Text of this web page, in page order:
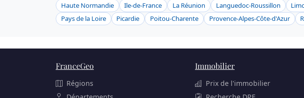
Haute Normandie
Ile-de-France La Réunion Languedoc-Roussillon
Pays de la Loire
Picardie Poitou-Charente Provence-Alpes-Côte-d'Azur
FranceGeo
Régions
Immobilier
Prix de l'immobilier